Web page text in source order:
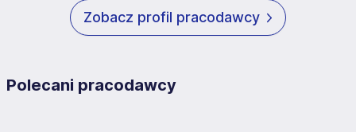
Zobacz profil pracodawcy
Polecani pracodawcy